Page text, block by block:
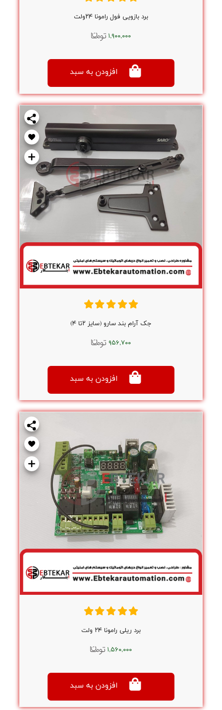
برد بازویی فول رامونا ۲۴ولت
۱,۹۰۰,۰۰۰
افزودن به سبد
جک آرام بند سارو (سایز ۲تا ۴)
۹۵۶,۷۰۰
افزودن به سبد
برد ریلی رامونا ۲۴ ولت
۱,۵۶۰,۰۰۰
افزودن به سبد